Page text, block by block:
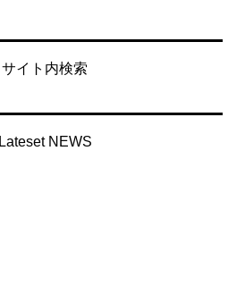
サイト内検索
Lateset NEWS